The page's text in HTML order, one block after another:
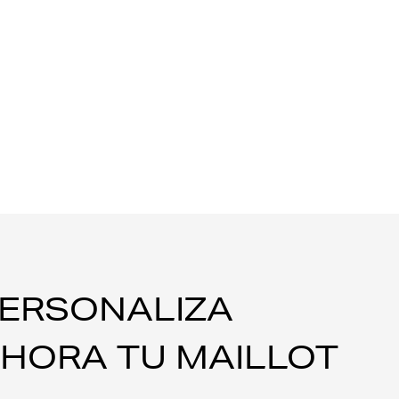
TU MAILLOT